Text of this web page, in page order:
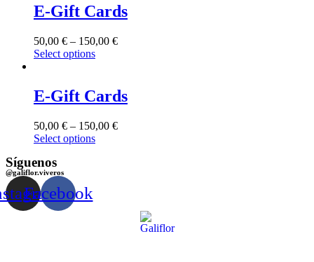
E-Gift Cards
50,00 € – 150,00 €
Select options
E-Gift Cards
50,00 € – 150,00 €
Select options
Síguenos
@galiflor.viveros
Facebook